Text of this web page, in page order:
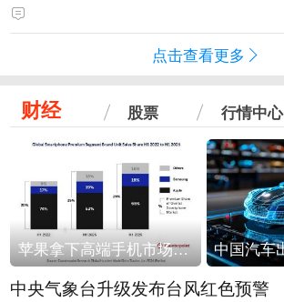
点击查看更多
财经 股票 行情中心
苹果拿下高端手机市场65%的份额：iPhone 17系列功不可没
中央气象台升级发布台风红色预警